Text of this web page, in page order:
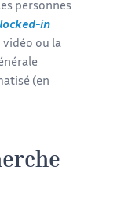
personnes
locked-in
vidéo ou la
(en